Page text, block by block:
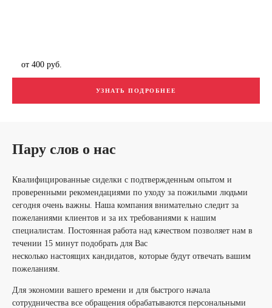
от 400 руб.
УЗНАТЬ ПОДРОБНЕЕ
Пару слов о нас
Квалифицированные сиделки с подтвержденным опытом и
проверенными рекомендациями по уходу за пожилыми людьми
сегодня очень важны. Наша компания внимательно следит за
пожеланиями клиентов и за их требованиями к нашим
специалистам. Постоянная работа над качеством позволяет нам в
течении 15 минут подобрать для Вас
несколько настоящих кандидатов, которые будут отвечать вашим
пожеланиям.
Для экономии вашего времени и для быстрого начала
сотрудничества все обращения обрабатываются персональными